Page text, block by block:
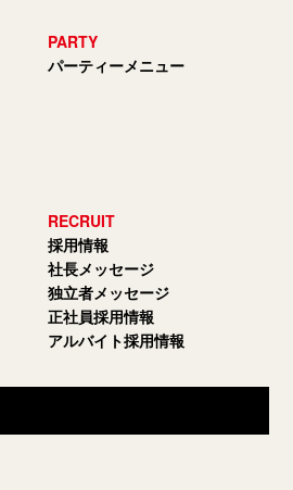
PARTY
パーティーメニュー
RECRUIT
採用情報
社長メッセージ
独立者メッセージ
正社員採用情報
アルバイト採用情報